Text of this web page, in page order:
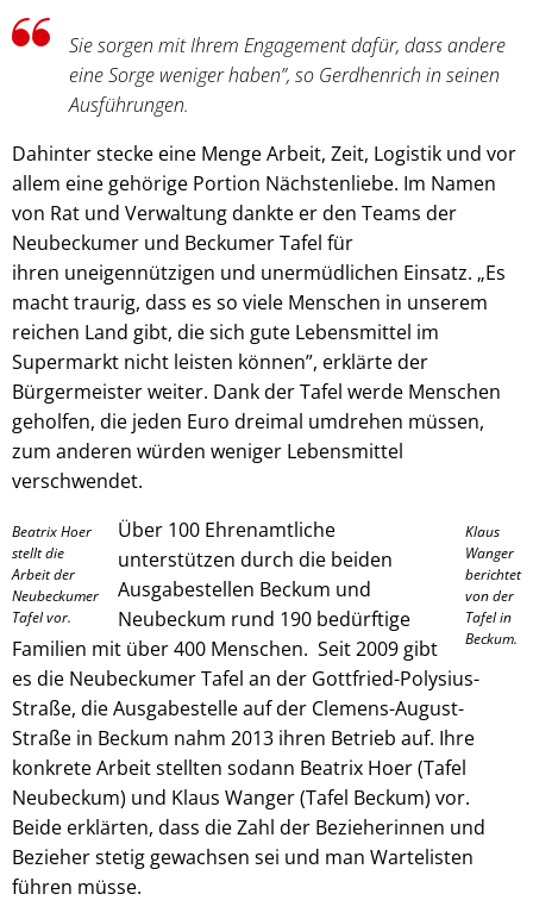
Sie sorgen mit Ihrem Engagement dafür, dass andere
eine Sorge weniger haben”, so Gerdhenrich in seinen
Ausführungen.
Dahinter stecke eine Menge Arbeit, Zeit, Logistik und vor
allem eine gehörige Portion Nächstenliebe. Im Namen
von Rat und Verwaltung dankte er den Teams der
Neubeckumer und Beckumer Tafel für
ihren uneigennützigen und unermüdlichen Einsatz. „Es
macht traurig, dass es so viele Menschen in unserem
reichen Land gibt, die sich gute Lebensmittel im
Supermarkt nicht leisten können”, erklärte der
Bürgermeister weiter. Dank der Tafel werde Menschen
geholfen, die jeden Euro dreimal umdrehen müssen,
zum anderen würden weniger Lebensmittel
verschwendet.
Beatrix Hoer
stellt die
Arbeit der
Neubeckumer
Tafel vor.
Klaus
Wanger
berichtet
von der
Tafel in
Beckum.
Über 100 Ehrenamtliche
unterstützen durch die beiden
Ausgabestellen Beckum und
Neubeckum rund 190 bedürftige
Familien mit über 400 Menschen. Seit 2009 gibt
es die Neubeckumer Tafel an der Gottfried-Polysius-
Straße, die Ausgabestelle auf der Clemens-August-
Straße in Beckum nahm 2013 ihren Betrieb auf. Ihre
konkrete Arbeit stellten sodann Beatrix Hoer (Tafel
Neubeckum) und Klaus Wanger (Tafel Beckum) vor.
Beide erklärten, dass die Zahl der Bezieherinnen und
Bezieher stetig gewachsen sei und man Wartelisten
führen müsse.